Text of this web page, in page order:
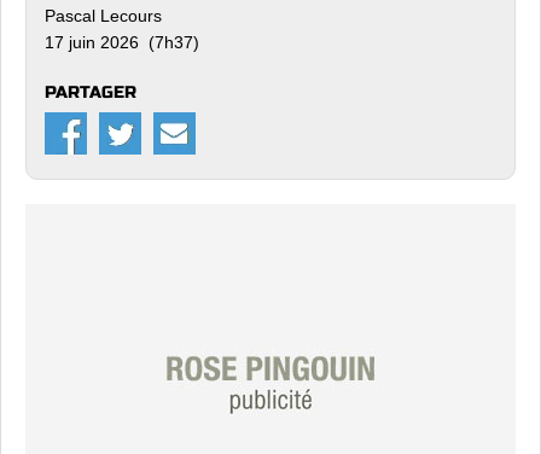
Pascal Lecours
17 juin 2026 (7h37)
PARTAGER